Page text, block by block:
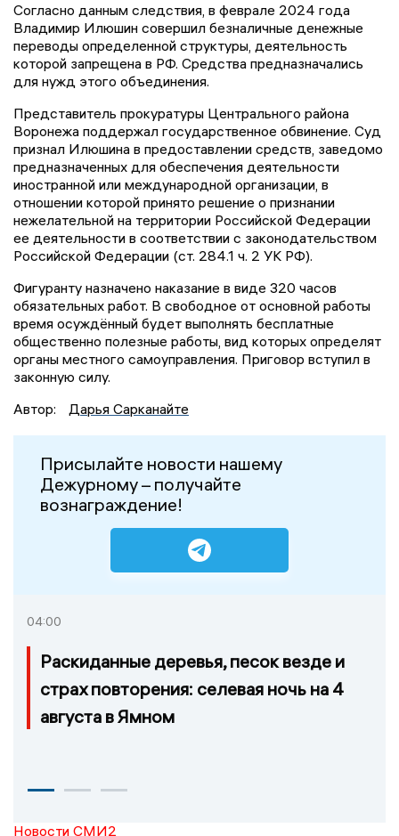
Согласно данным следствия, в феврале 2024 года
Владимир Илюшин совершил безналичные денежные
переводы определенной структуры, деятельность
которой запрещена в РФ. Средства предназначались
для нужд этого объединения.
Представитель прокуратуры Центрального района
Воронежа поддержал государственное обвинение. Суд
признал Илюшина в предоставлении средств, заведомо
предназначенных для обеспечения деятельности
иностранной или международной организации, в
отношении которой принято решение о признании
нежелательной на территории Российской Федерации
ее деятельности в соответствии с законодательством
Российской Федерации (ст. 284.1 ч. 2 УК РФ).
Фигуранту назначено наказание в виде 320 часов
обязательных работ. В свободное от основной работы
время осуждённый будет выполнять бесплатные
общественно полезные работы, вид которых определят
органы местного самоуправления. Приговор вступил в
законную силу.
Автор:
Дарья Сарканайте
Присылайте новости нашему
Дежурному – получайте
вознаграждение!
04:00
Раскиданные деревья, песок везде и
страх повторения: селевая ночь на 4
августа в Ямном
Новости СМИ2